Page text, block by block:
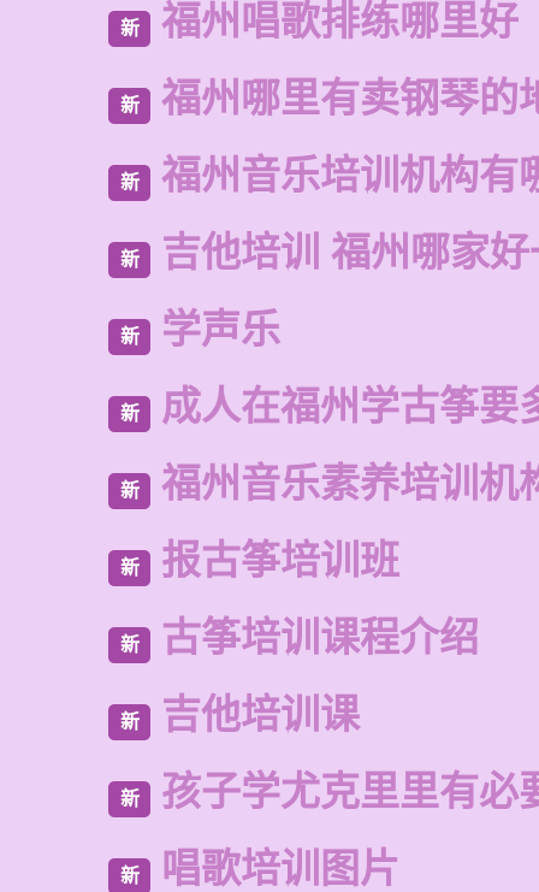
新 福州唱歌排练哪里好
新 福州哪里有卖钢琴的
新 福州音乐培训机构有
新 吉他培训 福州哪家
新 学声乐
新 成人在福州学古筝要
新 福州音乐素养培训机
新 报古筝培训班
新 古筝培训课程介绍
新 吉他培训课
新 孩子学尤克里里有必
新 唱歌培训图片